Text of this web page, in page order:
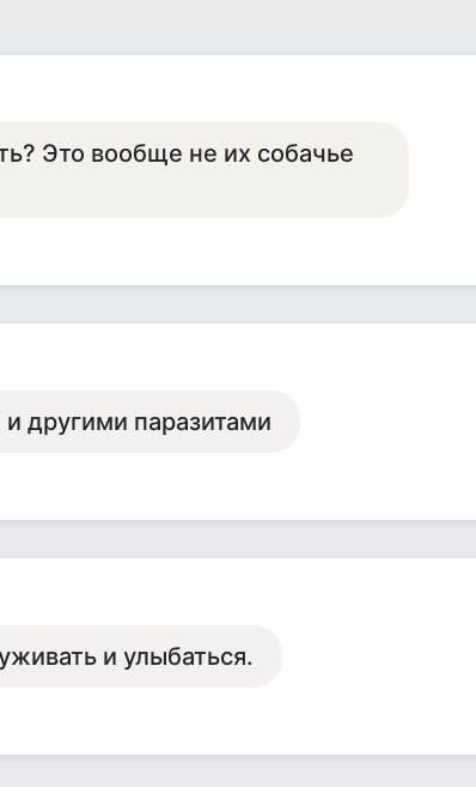
Это вообще не их собачье
другими паразитами
и улыбаться.